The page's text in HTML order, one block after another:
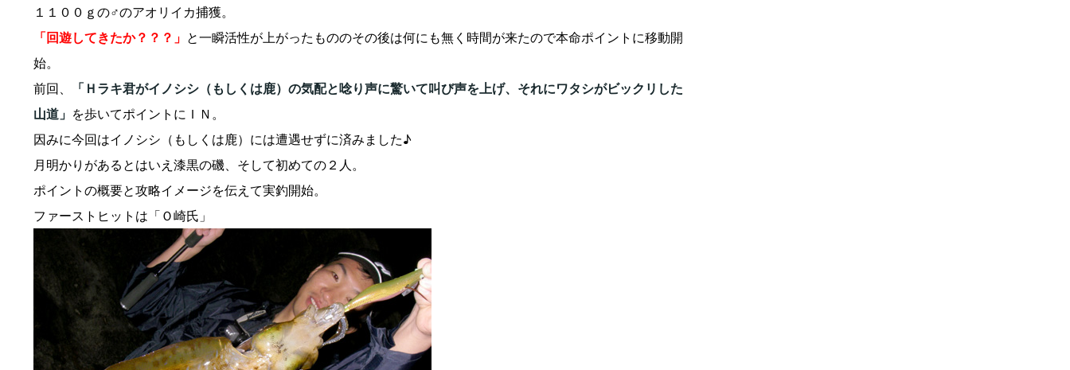
１１００ｇの♂のアオリイカ捕獲。
「回遊してきたか？？？」 と一瞬活性が上がったもののその後は何にも無く時間が来たので本命ポイントに移動開
始。
前回、
「Ｈラキ君がイノシシ（もしくは鹿）の気配と唸り声に驚いて叫び声を上げ、それにワタシがビックリした
山道」 を歩いてポイントにＩＮ。
因みに今回はイノシシ（もしくは鹿）には遭遇せずに済みました♪
月明かりがあるとはいえ漆黒の磯、そして初めての２人。
ポイントの概要と攻略イメージを伝えて実釣開始。
ファーストヒットは「Ｏ崎氏」